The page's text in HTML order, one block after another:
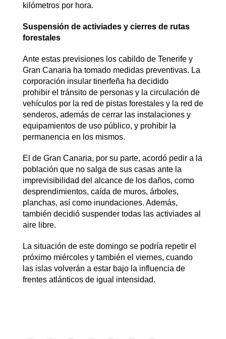
kilómetros por hora.
Suspensión de activiades y cierres de rutas
forestales
Ante estas previsiones los cabildo de Tenerife y
Gran Canaria ha tomado medidas preventivas. La
corporación insular tinerfeña ha decidido
prohibir el tránsito de personas y la circulación de
vehículos por la red de pistas forestales y la red de
senderos, además de cerrar las instalaciones y
equipamientos de uso público, y prohibir la
permanencia en los mismos.
El de Gran Canaria, por su parte, acordó pedir a la
población que no salga de sus casas ante la
imprevisibilidad del alcance de los daños, como
desprendimientos, caída de muros, árboles,
planchas, así como inundaciones. Además,
también decidió suspender todas las activiades al
aire libre.
La situación de este domingo se podría repetir el
próximo miércoles y también el viernes, cuando
las islas volverán a estar bajo la influencia de
frentes atlánticos de igual intensidad.